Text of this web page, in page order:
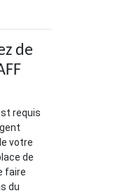
de
requis
votre
de
faire
du